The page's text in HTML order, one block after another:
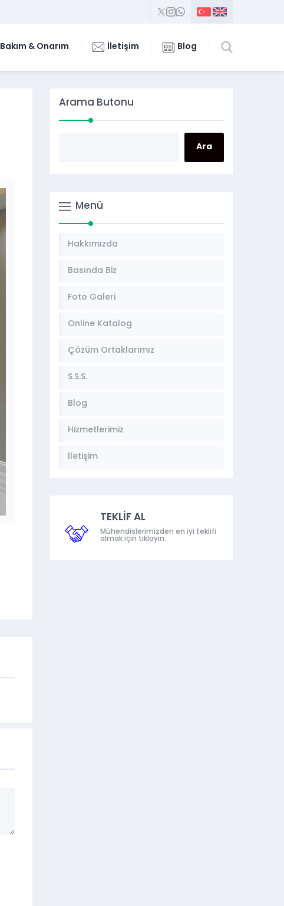
Bakım & Onarım İletişim Blog
Arama Butonu
Menü
Hakkımızda
Basında Biz
Foto Galeri
Online Katalog
Çözüm Ortaklarımız
S.S.S.
Blog
Hizmetlerimiz
İletişim
TEKLİF AL
Mühendislerimizden en iyi teklifi
almak için tıklayın.